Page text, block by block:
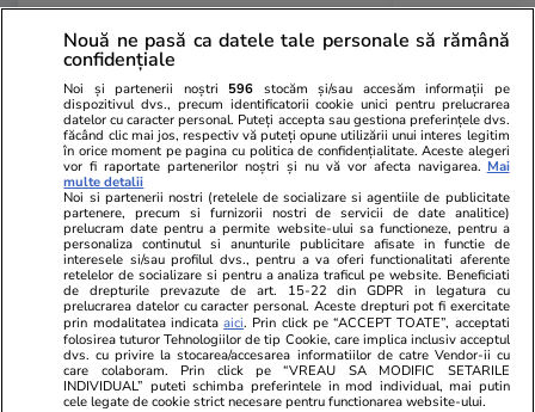
deschide până la ora 01:30 și o
bere costă 5 euro
se va
soare din
Lifestyle 01 aug.
Cum se face cafeaua la presa
franceză – cum funcționează și
care sunt avantajele
Nouă ne pasă ca datele tale personale să rămână
confidențiale
Noi și partenerii noștri 596 stocăm și/sau accesăm informații pe
dispozitivul dvs., precum identificatorii cookie unici pentru prelucrarea
datelor cu caracter personal. Puteți accepta sau gestiona preferințele dvs.
făcând clic mai jos, respectiv vă puteți opune utilizării unui interes legitim
în orice moment pe pagina cu politica de confidențialitate. Aceste alegeri
vor fi raportate partenerilor noștri și nu vă vor afecta navigarea. Mai
multe detalii
Noi si partenerii nostri (retelele de socializare si agentiile de publicitate
partenere, precum si furnizorii nostri de servicii de date analitice)
prelucram date pentru a permite website-ului sa functioneze, pentru a
personaliza continutul si anunturile publicitare afisate in functie de
interesele si/sau profilul dvs., pentru a va oferi functionalitati aferente
retelelor de socializare si pentru a analiza traficul pe website. Beneficiati
de drepturile prevazute de art. 15-22 din GDPR in legatura cu
prelucrarea datelor cu caracter personal. Aceste drepturi pot fi exercitate
prin modalitatea indicataaici. Prin click pe “ACCEPT TOATE”, acceptati
folosirea tuturor Tehnologiilor de tip Cookie, care implica inclusiv acceptul
dvs. cu privire la stocarea/accesarea informatiilor de catre Vendor-ii cu
care colaboram. Prin click pe “VREAU SA MODIFIC SETARILE
INDIVIDUAL” puteti schimba preferintele in mod individual, mai putin
cele legate de cookie strict necesare pentru functionarea website-ului.